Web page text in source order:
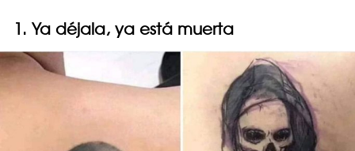
1. Ya déjala, ya está muerta